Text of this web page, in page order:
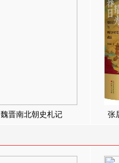
魏晋南北朝史札记 张